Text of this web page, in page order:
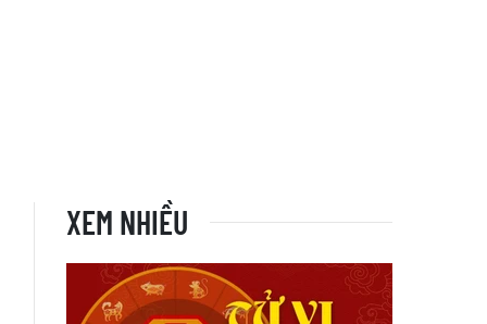
XEM NHIỀU